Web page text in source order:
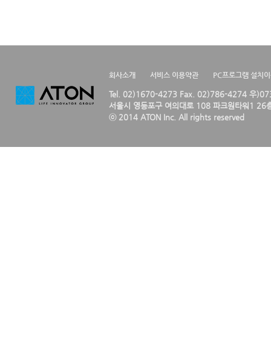
회사소개 서비스 이용약관 PC프로그램 설치
Tel. 02)1670-4273 Fax. 02)786-4274 우
서울시 영등포구 여의대로 108 파크원타워1 26
ⓒ 2014 ATON Inc. All rights reserved